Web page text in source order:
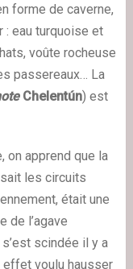
forme de caverne,
: eau turquoise et
voûte rocheuse
passereaux… La
Chelentún) est
on apprend que la
les circuits
était une
de l’agave
scindée il y a
effet voulu hausser